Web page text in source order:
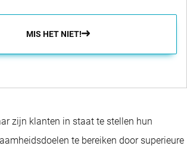
MIS HET NIET!
zijn klanten in staat te stellen hun
te bereiken door superieure